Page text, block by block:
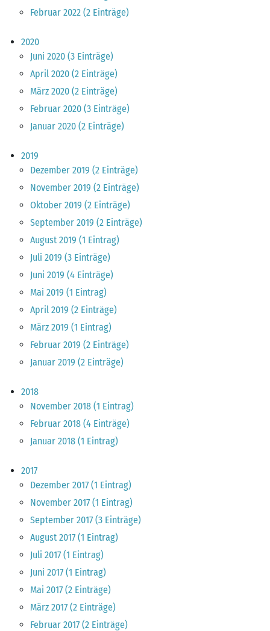
Februar 2022 (2 Einträge)
2020
Juni 2020 (3 Einträge)
April 2020 (2 Einträge)
März 2020 (2 Einträge)
Februar 2020 (3 Einträge)
Januar 2020 (2 Einträge)
2019
Dezember 2019 (2 Einträge)
November 2019 (2 Einträge)
Oktober 2019 (2 Einträge)
September 2019 (2 Einträge)
August 2019 (1 Eintrag)
Juli 2019 (3 Einträge)
Juni 2019 (4 Einträge)
Mai 2019 (1 Eintrag)
April 2019 (2 Einträge)
März 2019 (1 Eintrag)
Februar 2019 (2 Einträge)
Januar 2019 (2 Einträge)
2018
November 2018 (1 Eintrag)
Februar 2018 (4 Einträge)
Januar 2018 (1 Eintrag)
2017
Dezember 2017 (1 Eintrag)
November 2017 (1 Eintrag)
September 2017 (3 Einträge)
August 2017 (1 Eintrag)
Juli 2017 (1 Eintrag)
Juni 2017 (1 Eintrag)
Mai 2017 (2 Einträge)
März 2017 (2 Einträge)
Februar 2017 (2 Einträge)